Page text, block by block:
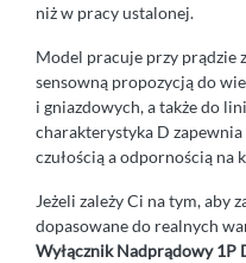
niż w pracy ustalonej.
Model pracuje przy prądzie
sensowną propozycją do
i gniazdowych, a także do
charakterystyka D
czułością a odpornością na
Jeżeli zależy Ci na tym, aby
dopasowane do realnych
Wyłącznik Nadprądowy